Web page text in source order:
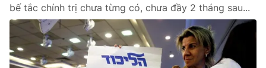
bế tắc chính trị chưa từng có, chưa đầy 2 tháng sau...